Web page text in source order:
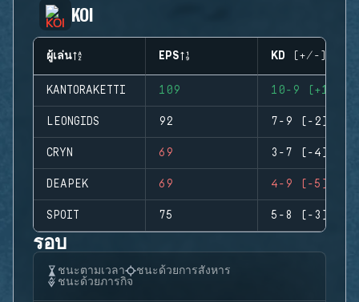
KOI
ผู้เล่น EPS KD (+/-)
KANTORAKETTI 109 10-9 (+1)
LEONGIDS 92 7-9 (-2)
CRYN 69 3-7 (-4)
DEAPEK 69 4-9 (-5)
SPOIT 75 5-8 (-3)
รอบ
ชนะตามเวลา
ชนะด้วยการสังหาร
ชนะด้วยภารกิจ